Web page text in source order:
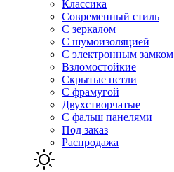
Классика
Современный стиль
С зеркалом
С шумоизоляцией
С электронным замком
Взломостойкие
Скрытые петли
С фрамугой
Двухстворчатые
С фальш панелями
Под заказ
Распродажа